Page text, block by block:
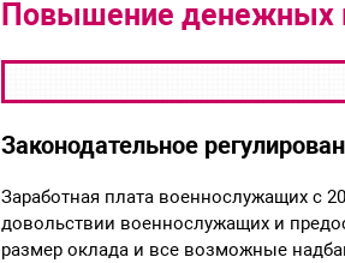
Повышение денежных
Законодательное
Заработная плата военнослужащих с
довольствии военнослужащих и
размер оклада и все возможные